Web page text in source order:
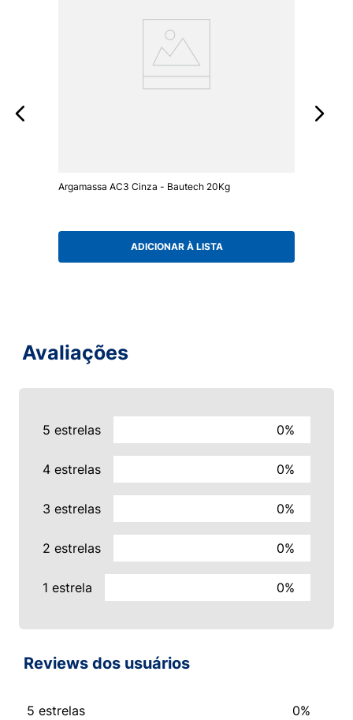
Argamassa AC3 Cinza - Bautech 20Kg
ADICIONAR À LISTA
Avaliações
5 estrelas 0%
4 estrelas 0%
3 estrelas 0%
2 estrelas 0%
1 estrela 0%
Reviews dos usuários
5 estrelas 0%